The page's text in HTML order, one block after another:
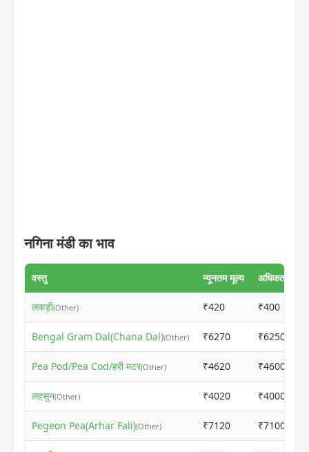
नगिना मंडी का भाव
वस्तु न्यूनतम मूल्य अधिकतम मूल्य
लकड़ी(Other) ₹420 ₹400
Bengal Gram Dal(Chana Dal)(Other) ₹6270 ₹6250
Pea Pod/Pea Cod/हरी मटर(Other) ₹4620 ₹4600
लहसुन(Other) ₹4020 ₹4000
Pegeon Pea(Arhar Fali)(Other) ₹7120 ₹7100